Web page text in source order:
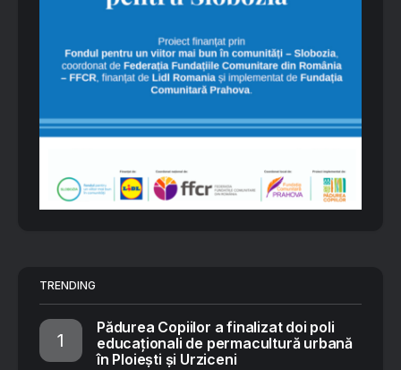
TRENDING
Pădurea Copiilor a finalizat doi poli
educaționali de permacultură urbană
în Ploiești și Urziceni